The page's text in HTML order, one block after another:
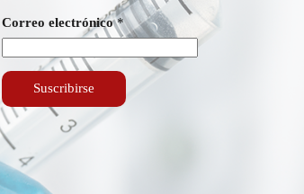
o
r
r
e
C
o
r
r
e
o
Correo electrónico*
Suscribirse